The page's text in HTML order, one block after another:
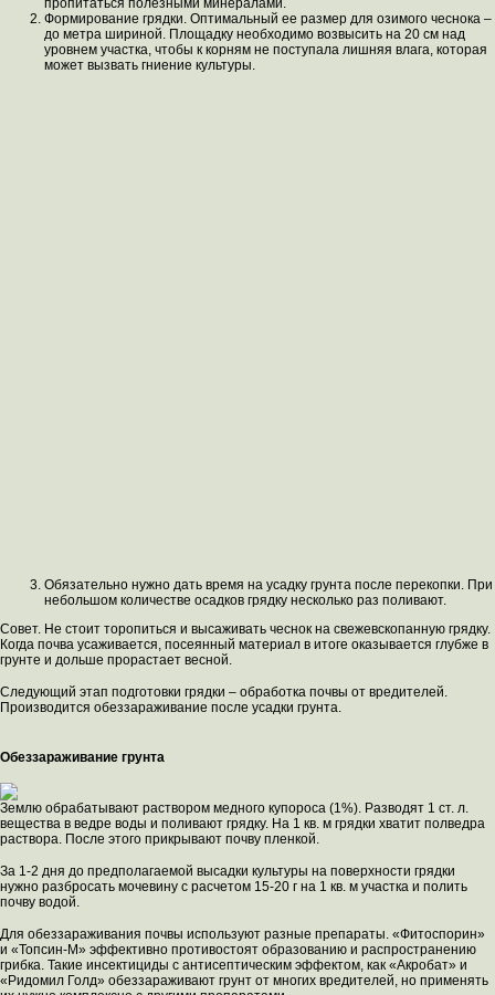
Формирование грядки. Оптимальный ее размер для озимого чеснока –
до метра шириной. Площадку необходимо возвысить на 20 см над
уровнем участка, чтобы к корням не поступала лишняя влага, которая
может вызвать гниение культуры.
Обязательно нужно дать время на усадку грунта после перекопки. При
небольшом количестве осадков грядку несколько раз поливают.
Совет. Не стоит торопиться и высаживать чеснок на свежевскопанную грядку.
Когда почва усаживается, посеянный материал в итоге оказывается глубже в
грунте и дольше прорастает весной.
Следующий этап подготовки грядки – обработка почвы от вредителей.
Производится обеззараживание после усадки грунта.
Обеззараживание грунта
Землю обрабатывают раствором медного купороса (1%). Разводят 1 ст. л.
вещества в ведре воды и поливают грядку. На 1 кв. м грядки хватит полведра
раствора. После этого прикрывают почву пленкой.
За 1-2 дня до предполагаемой высадки культуры на поверхности грядки
нужно разбросать мочевину с расчетом 15-20 г на 1 кв. м участка и полить
почву водой.
Для обеззараживания почвы используют разные препараты. «Фитоспорин»
и «Топсин-М» эффективно противостоят образованию и распространению
грибка. Такие инсектициды с антисептическим эффектом, как «Акробат» и
«Ридомил Голд» обеззараживают грунт от многих вредителей, но применять